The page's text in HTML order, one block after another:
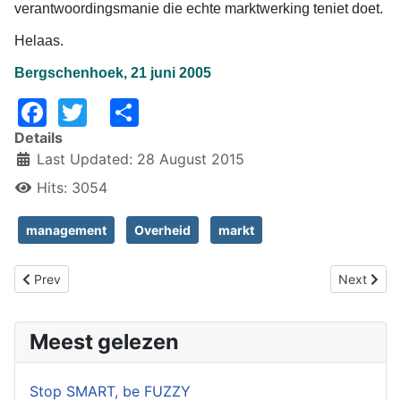
verantwoordingsmanie die echte marktwerking teniet doet.
Helaas.
Bergschenhoek, 21 juni 2005
Facebook
Twitter
Details
Last Updated: 28 August 2015
Hits: 3054
management Overheid markt
Previous article: Wat als monopolies niet worden bestreden?
Prev Next
Next
Meest gelezen
Stop SMART, be FUZZY